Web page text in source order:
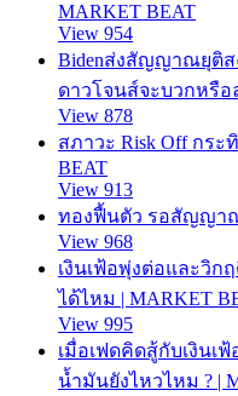
MARKET BEAT
View 954
Bidenส่งสัญญาณยุติส
ดาวโจนส์จะบวกหรือ
View 878
สภาวะ Risk Off กระ
BEAT
View 913
ทองฟื้นตัว รอสัญญาณ
View 968
เงินเฟ้อพุ่งต่อและวิก
ได้ไหม | MARKET
View 995
เมื่อเฟดคิดสู้กับเงินเ
น้ำมันยังไหวไหม ? |